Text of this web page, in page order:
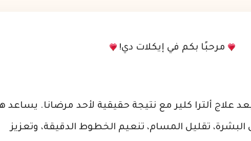
مرحبًا بكم في إيكلات دي!
علاج ألترا كلير مع نتيجة حقيقية لأحد مرضانا. يساعد
شرة، تقليل المسام، تنعيم الخطوط الدقيقة، وتعزيز